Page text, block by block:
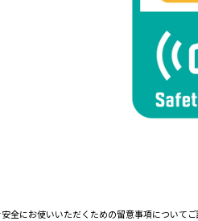
全にお使いいただくための留意事項につい